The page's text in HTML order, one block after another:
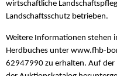
wirtschaftliche
Landschaftsschutz betrieben.
Weitere Informationen stehen
Herdbuches unter www.fhb-
62947990 zu erhalten. Auf